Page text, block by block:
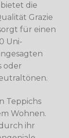
bietet die
Grazie
für einen
Uni-
oder
Teppichs
Wohnen.
ihr